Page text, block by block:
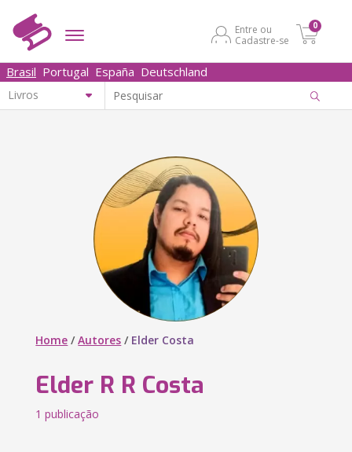
Entre ou
Cadastre-se
0
Brasil Portugal España Deutschland
Home /Autores / Elder Costa
Elder R R Costa
1 publicação